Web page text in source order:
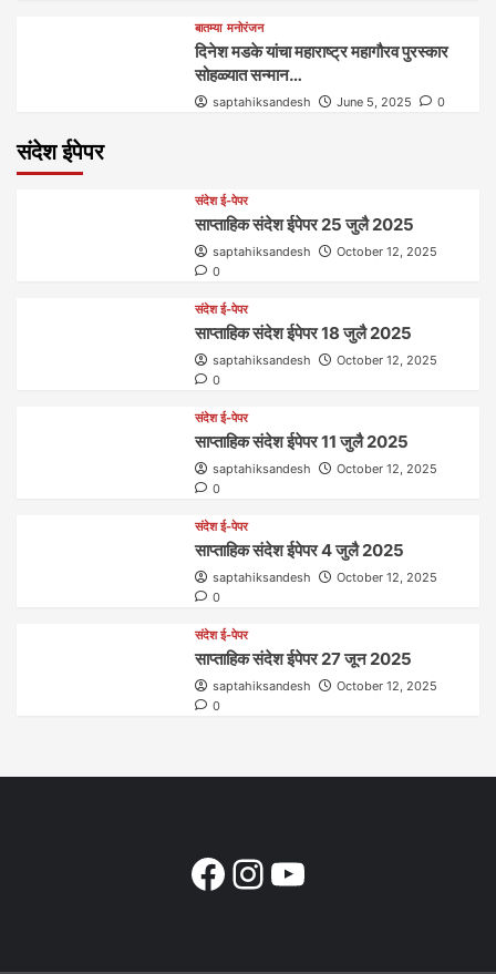
बातम्या मनोरंजन
दिनेश मडके यांचा महाराष्ट्र महागौरव‌ पुरस्कार‌‌‌
सोहळ्यात सन्मान…
saptahiksandesh June 5, 2025 0
संदेश ईपेपर
संदेश ई-पेपर
साप्ताहिक संदेश ईपेपर 25 जुलै 2025
saptahiksandesh
October 12, 2025
0
संदेश ई-पेपर
साप्ताहिक संदेश ईपेपर 18 जुलै 2025
saptahiksandesh
October 12, 2025
0
संदेश ई-पेपर
साप्ताहिक संदेश ईपेपर 11 जुलै 2025
saptahiksandesh
October 12, 2025
0
संदेश ई-पेपर
साप्ताहिक संदेश ईपेपर 4 जुलै 2025
saptahiksandesh
October 12, 2025
0
संदेश ई-पेपर
साप्ताहिक संदेश ईपेपर 27 जून 2025
saptahiksandesh
October 12, 2025
0
Facebook
Instagram
YouTube